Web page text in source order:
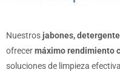
Nuestros jabones,
ofrecermáximo rendimiento
soluciones de limpieza